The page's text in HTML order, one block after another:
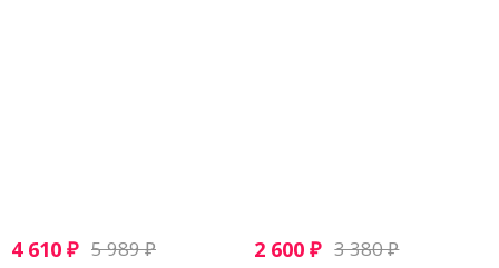
4 610 ₽ 5 989₽ 2 600₽ 3 380₽